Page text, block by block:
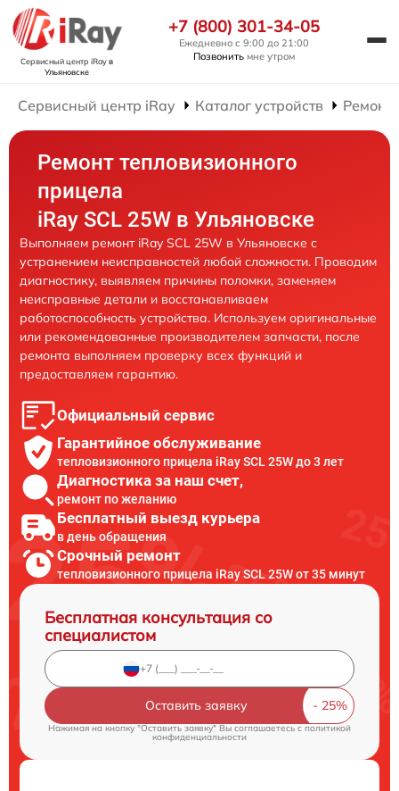
Сервисный центр iRayв
Ульяновске
+7 (800) 301-34-05
Ежедневно с 9:00 до 21:00
Позвонить мне утром
Сервисный центр iRay Каталог устройств Ремонт
Ремонт тепловизионного
прицела
iRay SCL 25W в Ульяновске
Выполняем ремонт iRay SCL 25W в Ульяновске с
устранением неисправностей любой сложности. Проводим
диагностику, выявляем причины поломки, заменяем
неисправные детали и восстанавливаем
работоспособность устройства. Используем оригинальные
или рекомендованные производителем запчасти, после
ремонта выполняем проверку всех функций и
предоставляем гарантию.
Официальный сервис
Гарантийное обслуживание
тепловизионного прицела iRay SCL 25W до 3 лет
Диагностика за наш счет,
ремонт по желанию
Бесплатный выезд курьера
в день обращения
Срочный ремонт
тепловизионного прицела iRay SCL 25W от 35 минут
Бесплатная консультация со
специалистом
Оставить заявку
Нажимая на кнопку "Оставить заявку" Вы соглашаетесь cполитикой
конфиденциальности